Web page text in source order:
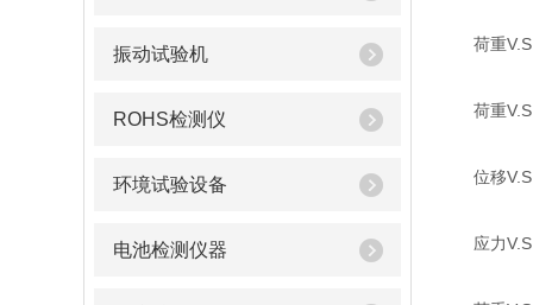
振动试验机
ROHS检测仪
环境试验设备
电池检测仪器
荷重V.S.
荷重V.S.
位移V.S.
应力V.S.